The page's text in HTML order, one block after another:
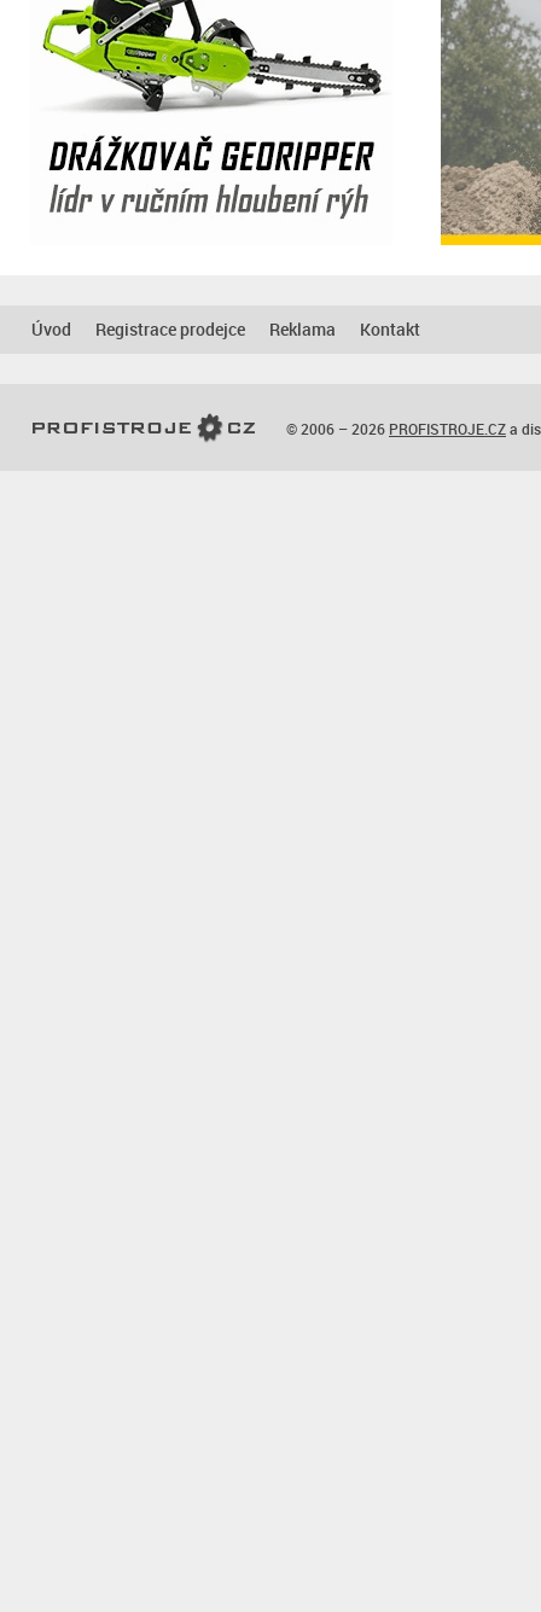
Úvod Registrace prodejce Reklama Kontakt
© 2006 – 2026 PROFISTROJE.CZa